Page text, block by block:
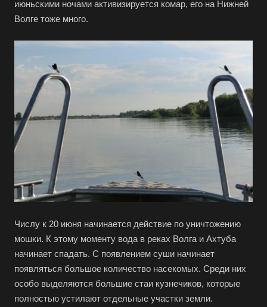
июньскими ночами активизируется комар, его на Нижней
Волге тоже много.
Числу к 20 июня начинается действие по уничтожению
мошки. К этому моменту вода в реках Волга и Ахтуба
начинает спадать. С появлением суши начинает
появляться большое количество насекомых. Среди них
особо выделяются большие стаи кузнечиков, которые
полностью устилают отдельные участки земли.